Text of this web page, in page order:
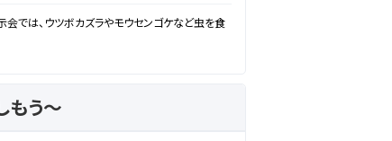
では、ウツボカズラやモウセンゴケなど虫を食
う～